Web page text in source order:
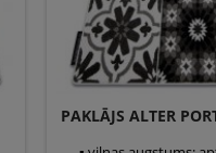
PAKLĀJS ALTER